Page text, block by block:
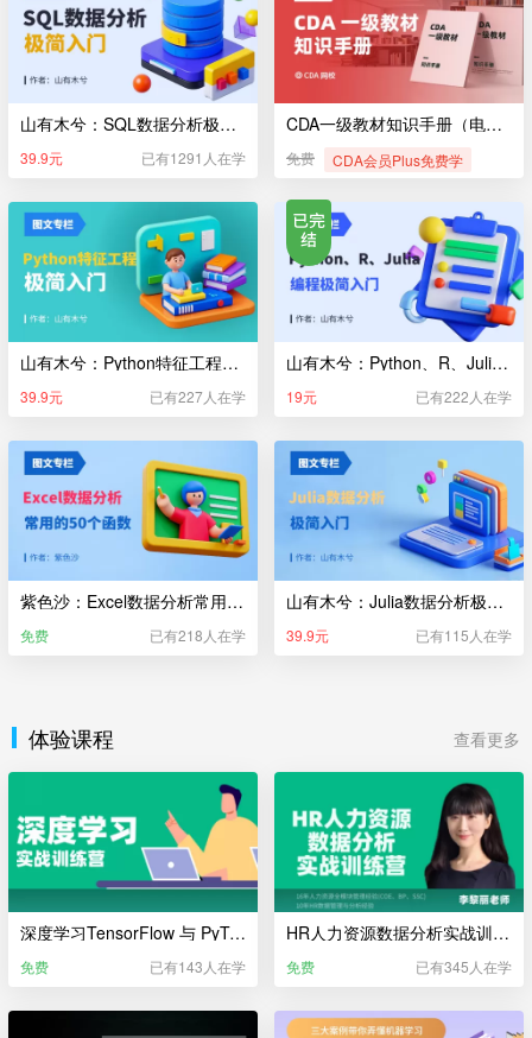
山有木兮：SQL数据分析极简入门
39.9元 已有1291人在学
CDA一级教材知识手册（电子版）
免费 CDA会员Plus免费学
山有木兮：Python特征工程极简入门
39.9元 已有227人在学
山有木兮：Python、R、Julia编程极简入门
19元 已有222人在学
紫色沙：Excel数据分析常用的50个函数
免费 已有218人在学
山有木兮：Julia数据分析极简入门
39.9元 已有115人在学
体验课程 查看更多
深度学习TensorFlow 与 PyTorch训练营（体验课）
免费 已有143人在学
HR人力资源数据分析实战训练营（体验课）
免费 已有345人在学